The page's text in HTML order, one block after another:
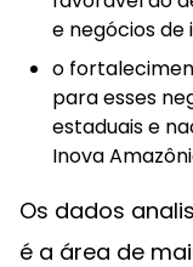
e negócios de
o
para esses
estaduais e
Inova
Os dados
é a área de